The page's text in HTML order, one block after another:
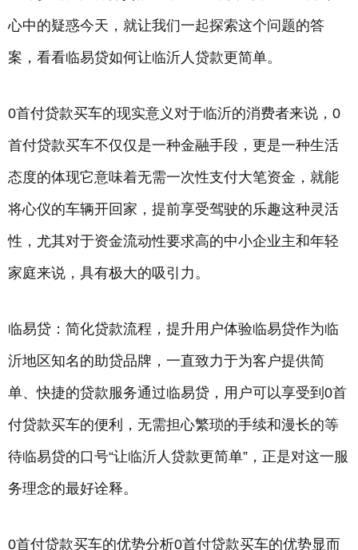
心中的疑惑今天，就让我们一起探索这个问题的答
案，看看临易贷如何让临沂人贷款更简单。
0首付贷款买车的现实意义对于临沂的消费者来说，0
首付贷款买车不仅仅是一种金融手段，更是一种生活
态度的体现它意味着无需一次性支付大笔资金，就能
将心仪的车辆开回家，提前享受驾驶的乐趣这种灵活
性，尤其对于资金流动性要求高的中小企业主和年轻
家庭来说，具有极大的吸引力。
临易贷：简化贷款流程，提升用户体验临易贷作为临
沂地区知名的助贷品牌，一直致力于为客户提供简
单、快捷的贷款服务通过临易贷，用户可以享受到0首
付贷款买车的便利，无需担心繁琐的手续和漫长的等
待临易贷的口号“让临沂人贷款更简单”，正是对这一服
务理念的最好诠释。
0首付贷款买车的优势分析0首付贷款买车的优势显而